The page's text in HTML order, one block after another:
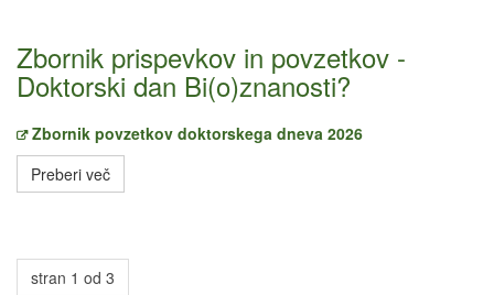
Zbornik prispevkov in povzetkov -
Doktorski dan Bi(o)znanosti?
Zbornik povzetkov doktorskega dneva 2026
Preberi več
stran 1 od 3